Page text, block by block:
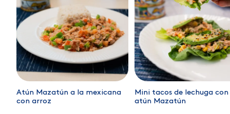
Atún Mazatún a la mexicana
con arroz
Mini tacos de lechuga con
atún Mazatún